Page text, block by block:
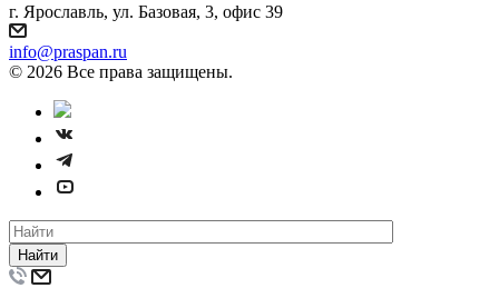
г. Ярославль, ул. Базовая, 3, офис 39
info@praspan.ru
© 2026 Все права защищены.
Найти